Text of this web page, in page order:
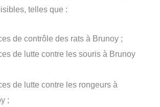
telles que :
de contrôle des rats à Brunoy ;
de lutte contre les souris à Brunoy
de lutte contre les rongeurs à
;